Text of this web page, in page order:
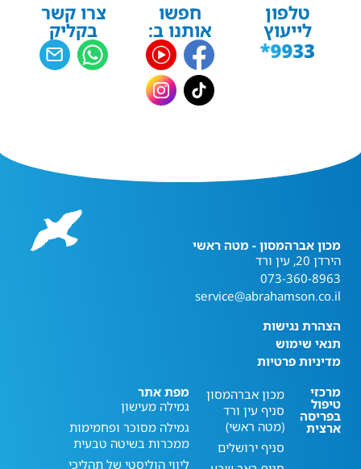
טלפון
לייעוץ
חפשו
אותנו ב:
צרו קשר
בקליק
מכון אברהמסון - מטה ראשי
הירדן 20, עין ורד
073-360-8963
service@abrahamson.co.il
הצהרת נגישות
תנאי שימוש
מדיניות פרטיות
מרכזי
טיפול
בפריסה
ארצית
מכון אברהמסון
סניף עין ורד
(מטה ראשי)
סניף ירושלים
מפת אתר
גמילה מעישון
גמילה מסוכר ופחמימות
ממכרות בשיטה טבעית
ליווי הוליסטי של תהליכי